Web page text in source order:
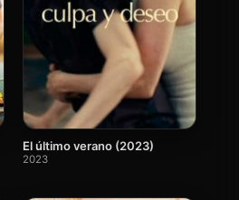
El último verano (2023)
2023